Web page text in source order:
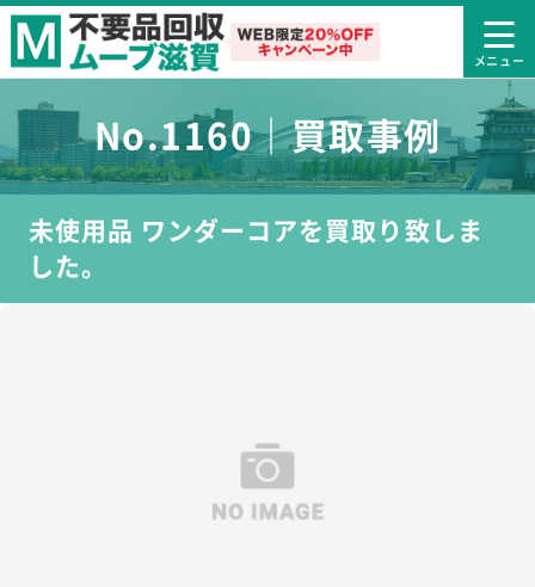
No.1160｜買取事例
未使用品 ワンダーコアを買取り致しま
した。